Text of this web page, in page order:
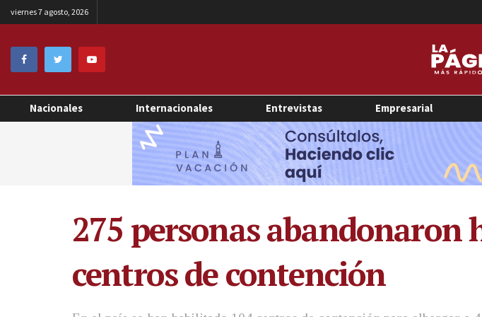
viernes 7 agosto, 2026
Nacionales Internacionales Entrevistas Empresarial
275 personas abandonaron
centros de contención